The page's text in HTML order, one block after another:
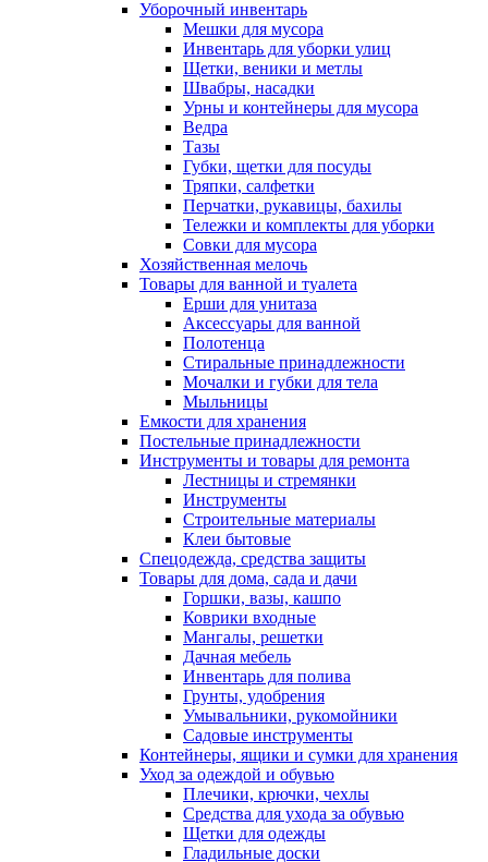
Уборочный инвентарь
Мешки для мусора
Инвентарь для уборки улиц
Щетки, веники и метлы
Швабры, насадки
Урны и контейнеры для мусора
Ведра
Тазы
Губки, щетки для посуды
Тряпки, салфетки
Перчатки, рукавицы, бахилы
Тележки и комплекты для уборки
Совки для мусора
Хозяйственная мелочь
Товары для ванной и туалета
Ерши для унитаза
Аксессуары для ванной
Полотенца
Стиральные принадлежности
Мочалки и губки для тела
Мыльницы
Емкости для хранения
Постельные принадлежности
Инструменты и товары для ремонта
Лестницы и стремянки
Инструменты
Строительные материалы
Клеи бытовые
Спецодежда, средства защиты
Товары для дома, сада и дачи
Горшки, вазы, кашпо
Коврики входные
Мангалы, решетки
Дачная мебель
Инвентарь для полива
Грунты, удобрения
Умывальники, рукомойники
Садовые инструменты
Контейнеры, ящики и сумки для хранения
Уход за одеждой и обувью
Плечики, крючки, чехлы
Средства для ухода за обувью
Щетки для одежды
Гладильные доски